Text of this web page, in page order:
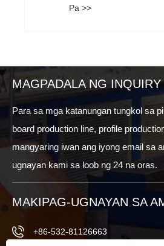
Pa >>
MAGPADALA NG INQUIRY
Para sa mga katanungan tungkol sa
board production line, profile
mangyaring iwan ang iyong email sa
ugnayan kami sa loob ng 24 na oras.
MAKIPAG-UGNAYAN SA
+86-532-81126663